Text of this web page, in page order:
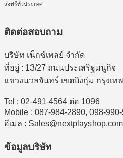
ส่งฟรีทั่วประเทศ
ติดต่อสอบถาม
บริษัท เน็กซ์เพลย์ จำกัด
ที่อยู่ : 13/27 ถนนประเสริฐมนูกิจ
แขวงนวลจันทร์ เขตบึงกุ่ม กรุงเท
Tel : 02-491-4564 ต่อ 1096
Mobile : 087-984-2890, 098-
อีเมล : Sales@nextplayshop.com
ข้อมูลบริษัท